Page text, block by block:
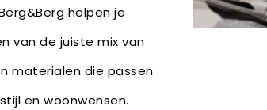
helpen je
van de juiste mix van
materialen die passen
en woonwensen.